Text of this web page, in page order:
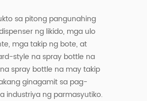
sa pitong pangunahing
ng likido, mga ulo
mga takip ng bote, at
style na spray bottle na
spray bottle na may takip
ginagamit sa pag-
industriya ng parmasyutiko.